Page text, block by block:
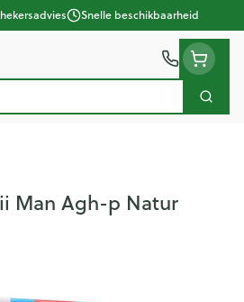
Snelle beschikbaarheid
Zoek
Man Agh-p Natur